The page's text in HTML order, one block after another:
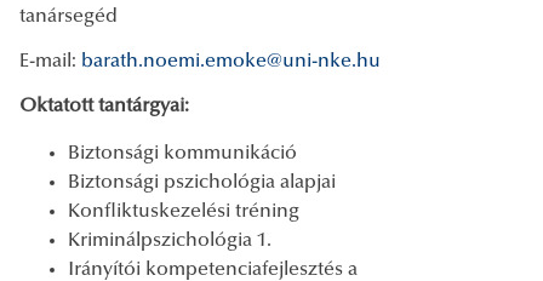
tanársegéd
E-mail: barath.noemi.emoke@uni-nke.hu
Oktatott tantárgyai:
Biztonsági kommunikáció
Biztonsági pszichológia alapjai
Konfliktuskezelési tréning
Kriminálpszichológia 1.
Irányítói kompetenciafejlesztés a